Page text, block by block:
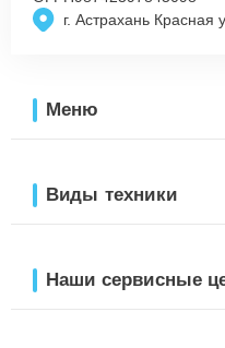
г. Астрахань Красная
Меню
Виды техники
Наши сервисные